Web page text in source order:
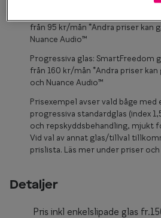
från 95 kr/mån *Andra priser kan
Nuance Audio™
Progressiva glas: SmartFreedom
från 160 kr/mån *Andra priser kan
och Nuance Audio™
Prisexempel avser vald båge
progressiva standardglas (index
och repskyddsbehandling, mjukt
Vid val av annat glas/tillval
prislista. Läs mer under priser
Detaljer
Pris inkl enkelslipade glas